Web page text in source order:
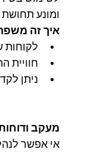
ומונע תחושת
איך זה
לקוחות
חוויית
ניתן
מעקב
אי אפשר